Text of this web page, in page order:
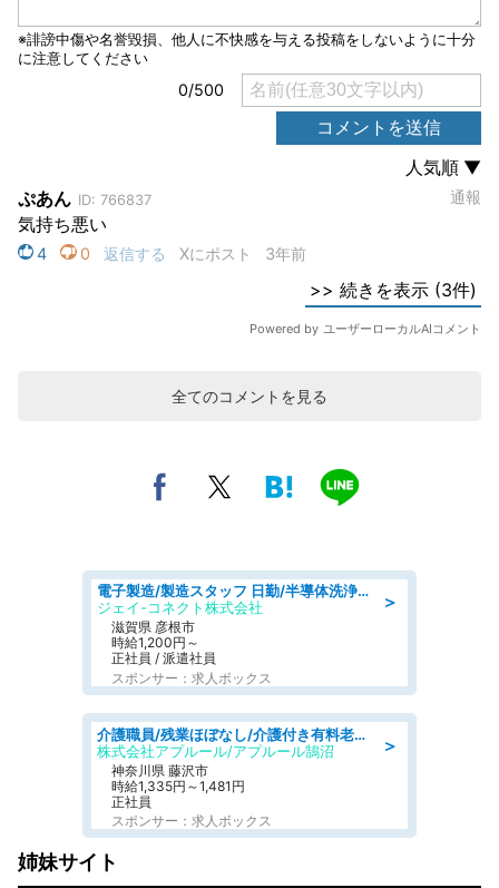
全てのコメントを見る
＞
電子製造/製造スタッフ 日勤/半導体洗浄装置の組立/未経験可
ジェイ-コネクト株式会社
滋賀県 彦根市
時給1,200円～
正社員 / 派遣社員
スポンサー：求人ボックス
＞
介護職員/残業ほぼなし/介護付き有料老人ホームの介護職/夜勤専従
株式会社アプルール/アプルール鵠沼
神奈川県 藤沢市
時給1,335円～1,481円
正社員
スポンサー：求人ボックス
姉妹サイト